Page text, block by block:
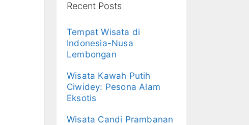
Recent Posts
Tempat Wisata di
Indonesia-Nusa
Lembongan
Wisata Kawah Putih
Ciwidey: Pesona Alam
Eksotis
Wisata Candi Prambanan